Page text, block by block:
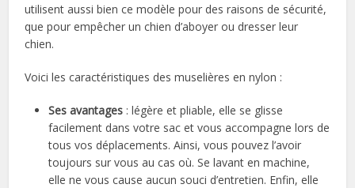
utilisent aussi bien ce modèle pour des raisons de sécurité,
que pour empêcher un chien d’aboyer ou dresser leur
chien.
Voici les caractéristiques des muselières en nylon :
Ses avantages : légère et pliable, elle se glisse
facilement dans votre sac et vous accompagne lors de
tous vos déplacements. Ainsi, vous pouvez l’avoir
toujours sur vous au cas où. Se lavant en machine,
elle ne vous cause aucun souci d’entretien. Enfin, elle